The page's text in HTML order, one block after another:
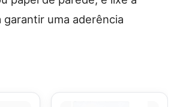
uma aderência